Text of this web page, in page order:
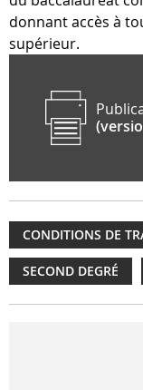
donnant accès à
supérieur.
CONDITIONS DE
SECOND DEGRÉ